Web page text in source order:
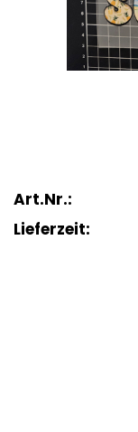
Art.Nr.:
Lieferzeit: